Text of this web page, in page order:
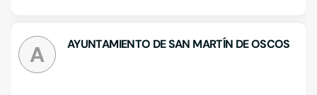
A AYUNTAMIENTO DE SAN MARTÍN DE OSCOS